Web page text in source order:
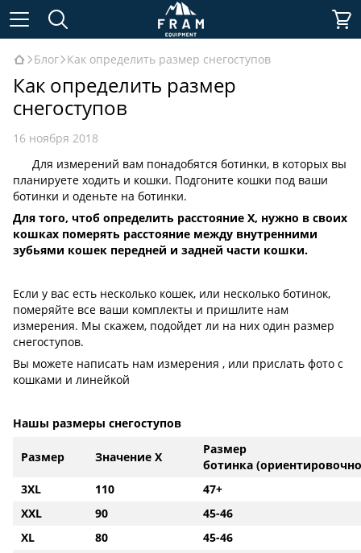
Блог Как определить размер снегоступов
Как определить размер
снегоступов
16 ноября 2018
Для измерений вам понадобятся ботинки, в которых вы
планируете ходить и кошки. Подгоните кошки под ваши
ботинки и оденьте на ботинки.
Для того, чтоб определить расстояние X, нужно в своих
кошках померять расстояние между внутренними
зубьями кошек передней и задней части кошки.
Если у вас есть несколько кошек, или несколько ботинок,
померяйте все ваши комплекты и пришлите нам
измерения. Мы скажем, подойдет ли на них один размер
снегоступов.
Вы можете написать нам измерения , или прислать фото с
кошками и линейкой
Нашы размеры снегоступов
Размер Значение X
Размер
ботинка
3XL
110
47+
XXL
90
45-46
XL
80
45-46